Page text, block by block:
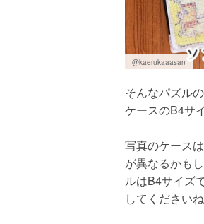
@kaerukaaasan
そんなパズル
ケースのB4サイ
写真のケース
が異なるかも
ルはB4サイズ
してくださいね